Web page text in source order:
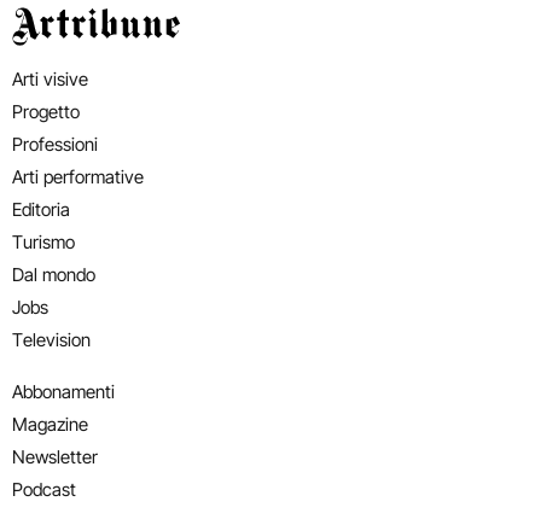
Artribune
Arti visive
Progetto
Professioni
Arti performative
Editoria
Turismo
Dal mondo
Jobs
Television
Abbonamenti
Magazine
Newsletter
Podcast